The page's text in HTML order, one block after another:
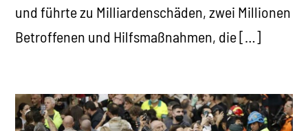
und führte zu Milliardenschäden, zwei Millionen
Betroffenen und Hilfsmaßnahmen, die […]